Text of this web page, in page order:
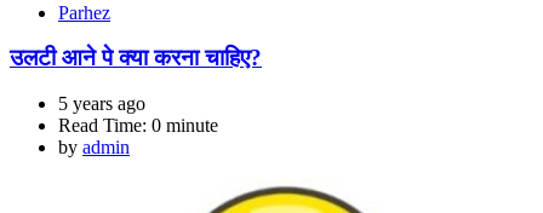
Parhez
उलटी आने पे क्या करना चाहिए?
5 years ago
Read Time: 0 minute
by admin